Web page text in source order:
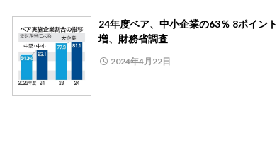
24年度ベア、中小企業の63％ 8ポイント
増、財務省調査
2024年4月22日